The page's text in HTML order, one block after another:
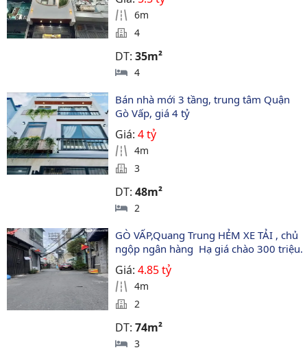
6m
4
DT:35m²
4
Bán nhà mới 3 tầng, trung tâm Quận
Gò Vấp, giá 4 tỷ
Giá:4 tỷ
4m
3
DT:48m²
2
GÒ VẤP,Quang Trung HẺM XE TẢI , chủ
ngộp ngân hàng  Hạ giá chào 300 triệu.
Giá:4.85 tỷ
4m
2
DT:74m²
3